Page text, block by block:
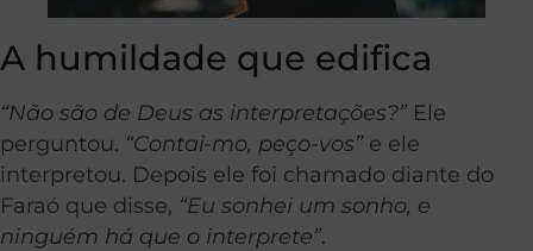
A humildade que edifica
“Não são de Deus as interpretações?”Ele
perguntou. “Contai-mo, peço-vos” e ele
interpretou. Depois ele foi chamado diante do
Faraó que disse, “Eu sonhei um sonho, e
ninguém há que o interprete”.